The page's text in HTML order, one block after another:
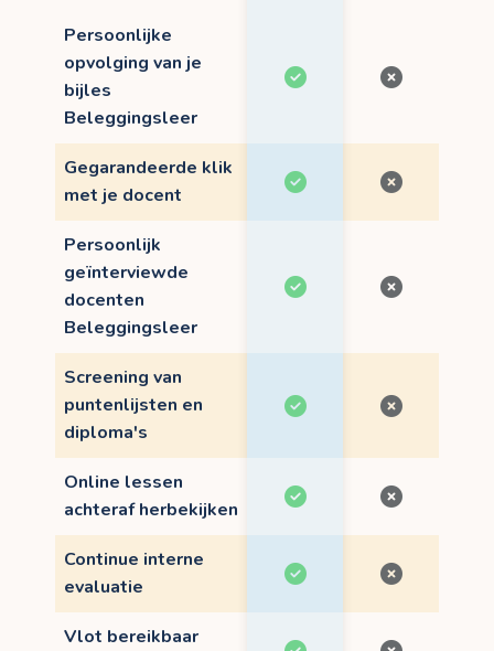
Persoonlijke
opvolging van je
bijles
Beleggingsleer
Gegarandeerde klik
met je docent
Persoonlijk
geïnterviewde
docenten
Beleggingsleer
Screening van
puntenlijsten en
diploma's
Online lessen
achteraf herbekijken
Continue interne
evaluatie
Vlot bereikbaar